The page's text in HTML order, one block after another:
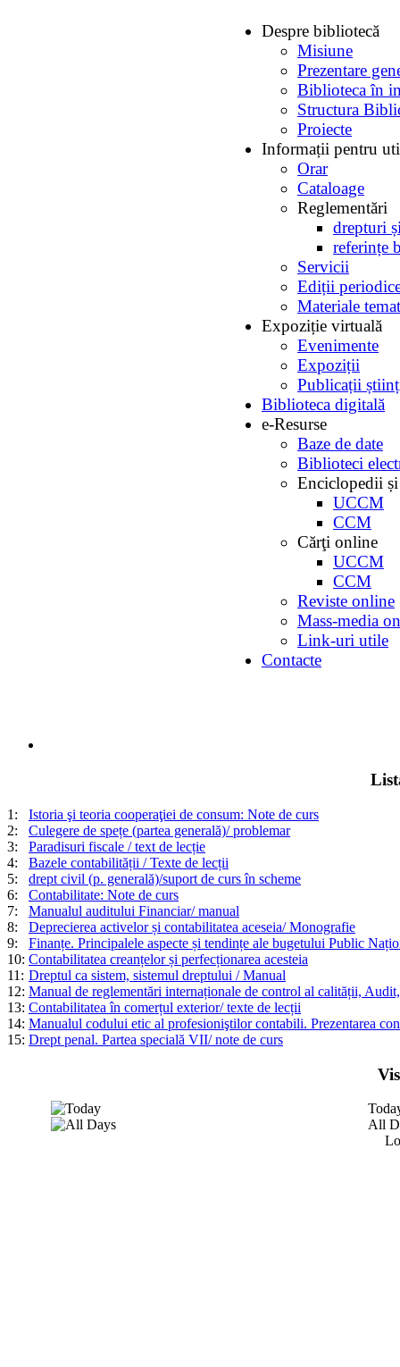
Despre bibliotecă
Misiune
Prezentare
Biblioteca în
Structura
Proiecte
Informații pentru
Orar
Cataloage
Reglementări
drepturi
referințe
Servicii
Ediții
Materiale
Expoziție virtuală
Evenimente
Expoziții
Publicații
Biblioteca digitală
e-Resurse
Baze de date
Biblioteci
Enciclopedii
UCCM
CCM
Cărţi online
UCCM
CCM
Reviste online
Mass-media
Link-uri utile
Contacte
1:
Istoria şi teoria cooperaţiei de consum: Note de curs
2:
Culegere de spețe (partea generală)/ problemar
3:
Paradisuri fiscale / text de lecție
4:
Bazele contabilității / Texte de lecții
5:
drept civil (p. generală)/suport de curs în scheme
6:
Contabilitate: Note de curs
7:
Manualul auditului Financiar/ manual
8:
Deprecierea activelor și contabilitatea aceseia/ Monografie
9:
Finanțe. Principalele aspecte și tendințe ale bugetului Public
10: Contabilitatea creanțelor și perfecționarea acesteia
11: Dreptul ca sistem, sistemul dreptului / Manual
12: Manual de reglementări internaționale de control al calității,
13: Contabilitatea în comerțul exterior/ texte de lecții
14: Manualul codului etic al profesioniştilor contabili. Prezentarea
15: Drept penal. Partea specială VII/ note de curs
All